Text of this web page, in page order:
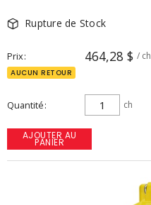
Rupture de Stock
Prix 464,28 $ / ch
AUCUN RETOUR
Quantité ch
AJOUTER AU
PANIER